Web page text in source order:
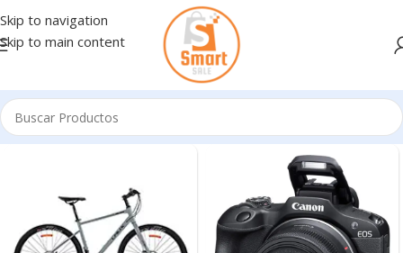
Skip to navigation
Skip to main content